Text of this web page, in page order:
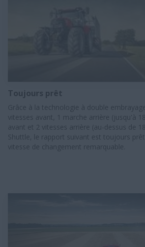
Toujours prêt
Grâce à la technologie à double
vitesses avant, 1 marche arrière (jusqu'à
avant et 2 vitesses arrière (au-dessus de
Shuttle, le rapport suivant est toujours
vitesse de changement remarquable.